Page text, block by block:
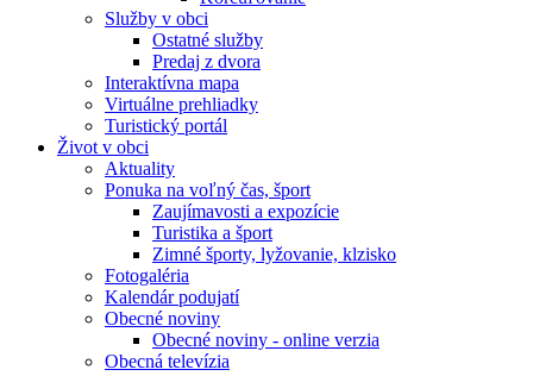
Služby v obci
Ostatné služby
Predaj z dvora
Interaktívna mapa
Virtuálne prehliadky
Turistický portál
Život v obci
Aktuality
Ponuka na voľný čas, šport
Zaujímavosti a expozície
Turistika a šport
Zimné športy, lyžovanie, klzisko
Fotogaléria
Kalendár podujatí
Obecné noviny
Obecné noviny - online verzia
Obecná televízia